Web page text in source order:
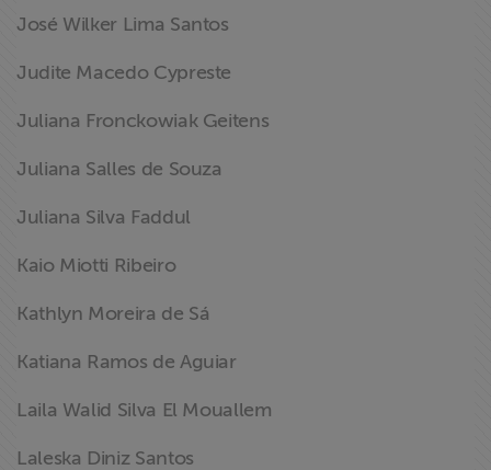
José Wilker Lima Santos
Judite Macedo Cypreste
Juliana Fronckowiak Geitens
Juliana Salles de Souza
Juliana Silva Faddul
Kaio Miotti Ribeiro
Kathlyn Moreira de Sá
Katiana Ramos de Aguiar
Laila Walid Silva El Mouallem
Laleska Diniz Santos